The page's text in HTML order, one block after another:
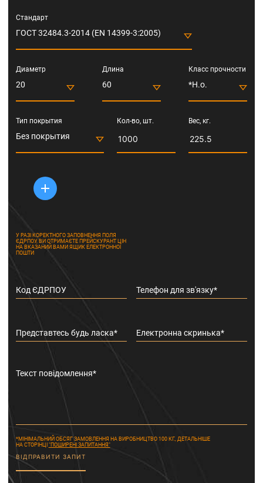
Стандарт
ГОСТ 32484.3-2014 (EN 14399-3:2005)
Диаметр
20
Длина
60
Класс прочности
*Н.о.
Тип покрытия
Без покрытия
Кол-во, шт. Вес, кг.
У РАЗІ КОРЕКТНОГО ЗАПОВНЕННЯ ПОЛЯ
ЄДРПОУ, ВИ ОТРИМАЄТЕ ПРЕЙСКУРАНТ ЦІН
НА ВКАЗАНИЙ ВАМИ ЯЩИК ЕЛЕКТРОННОЇ
ПОШТИ
Код ЄДРПОУ Телефон для зв'язку*
Представтесь будь ласка* Електронна скринька*
Текст повідомлення*
*МІНІМАЛЬНИЙ ОБСЯГ ЗАМОВЛЕННЯ НА ВИРОБНИЦТВО 100 КГ., ДЕТАЛЬНІШЕ
НА СТОРІНЦІ "ПОШИРЕНІ ЗАПИТАННЯ"
ВІДПРАВИТИ ЗАПИТ